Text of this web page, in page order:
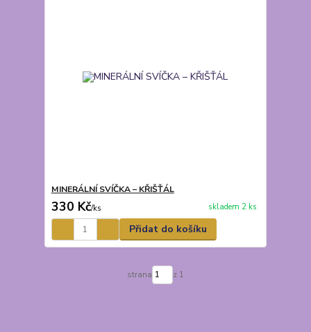
MINERÁLNÍ SVÍČKA – KŘIŠŤÁL
330 Kč/ks skladem 2 ks
Přidat do košíku
strana z 1